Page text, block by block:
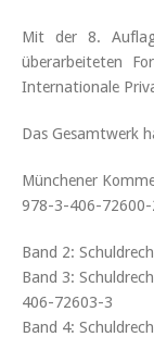
Mit der 8.
überarbeiteten
Internationale
Das Gesamtwerk
Münchener
978-3-406-72600-
Band 2:
Band 3:
406-72603-3
Band 4: